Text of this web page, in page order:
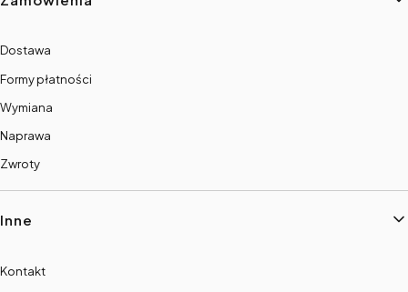
Dostawa
Formy płatności
Wymiana
Naprawa
Zwroty
Inne
Kontakt